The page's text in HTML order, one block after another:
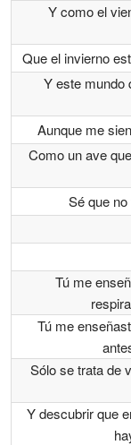
Y como el
Que el invierno
Y este mundo
Aunque me
Como un ave
Sé que
Tú me
Tú me
Sólo se trata de
Y descubrir que